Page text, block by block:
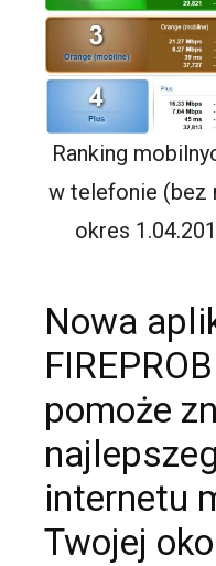
Ranking
w telefonie (bez
okres
Nowa
pomoże
internetu
Twojej